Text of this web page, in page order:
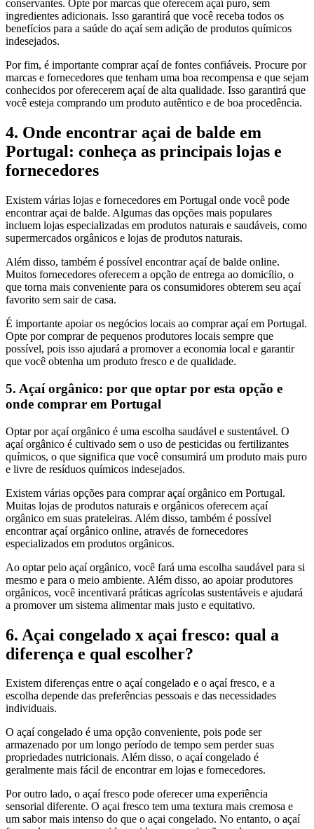
conservantes. Opte por marcas que oferecem açaí puro, sem
ingredientes adicionais. Isso garantirá que você receba todos os
benefícios para a saúde do açaí sem adição de produtos químicos
indesejados.
Por fim, é importante comprar açaí de fontes confiáveis. Procure por
marcas e fornecedores que tenham uma boa recompensa e que sejam
conhecidos por oferecerem açaí de alta qualidade. Isso garantirá que
você esteja comprando um produto autêntico e de boa procedência.
4. Onde encontrar açai de balde em
Portugal: conheça as principais lojas e
fornecedores
Existem várias lojas e fornecedores em Portugal onde você pode
encontrar açai de balde. Algumas das opções mais populares
incluem lojas especializadas em produtos naturais e saudáveis, como
supermercados orgânicos e lojas de produtos naturais.
Além disso, também é possível encontrar açaí de balde online.
Muitos fornecedores oferecem a opção de entrega ao domicílio, o
que torna mais conveniente para os consumidores obterem seu açaí
favorito sem sair de casa.
É importante apoiar os negócios locais ao comprar açaí em Portugal.
Opte por comprar de pequenos produtores locais sempre que
possível, pois isso ajudará a promover a economia local e garantir
que você obtenha um produto fresco e de qualidade.
5. Açaí orgânico: por que optar por esta opção e
onde comprar em Portugal
Optar por açaí orgânico é uma escolha saudável e sustentável. O
açaí orgânico é cultivado sem o uso de pesticidas ou fertilizantes
químicos, o que significa que você consumirá um produto mais puro
e livre de resíduos químicos indesejados.
Existem várias opções para comprar açaí orgânico em Portugal.
Muitas lojas de produtos naturais e orgânicos oferecem açaí
orgânico em suas prateleiras. Além disso, também é possível
encontrar açaí orgânico online, através de fornecedores
especializados em produtos orgânicos.
Ao optar pelo açaí orgânico, você fará uma escolha saudável para si
mesmo e para o meio ambiente. Além disso, ao apoiar produtores
orgânicos, você incentivará práticas agrícolas sustentáveis ​​e ajudará
a promover um sistema alimentar mais justo e equitativo.
6. Açai congelado x açai fresco: qual a
diferença e qual escolher?
Existem diferenças entre o açaí congelado e o açaí fresco, e a
escolha depende das preferências pessoais e das necessidades
individuais.
O açaí congelado é uma opção conveniente, pois pode ser
armazenado por um longo período de tempo sem perder suas
propriedades nutricionais. Além disso, o açaí congelado é
geralmente mais fácil de encontrar em lojas e fornecedores.
Por outro lado, o açaí fresco pode oferecer uma experiência
sensorial diferente. O açai fresco tem uma textura mais cremosa e
um sabor mais intenso do que o açai congelado. No entanto, o açaí